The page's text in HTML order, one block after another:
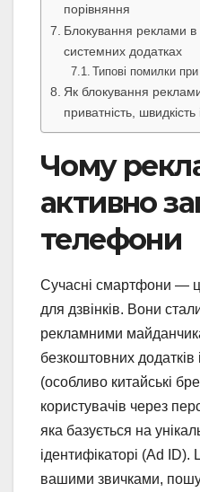
порівняння
Блокування реклами в
системних додатках
Типові помилки
Як блокування
приватність,
Чому
активно
телефони
Сучасні смартфони —
для дзвінків. Вони
рекламними
безкоштовних
(особливо китайські
користувачів через
яка базується на
ідентифікаторі (Ad ID).
вашими звичками,